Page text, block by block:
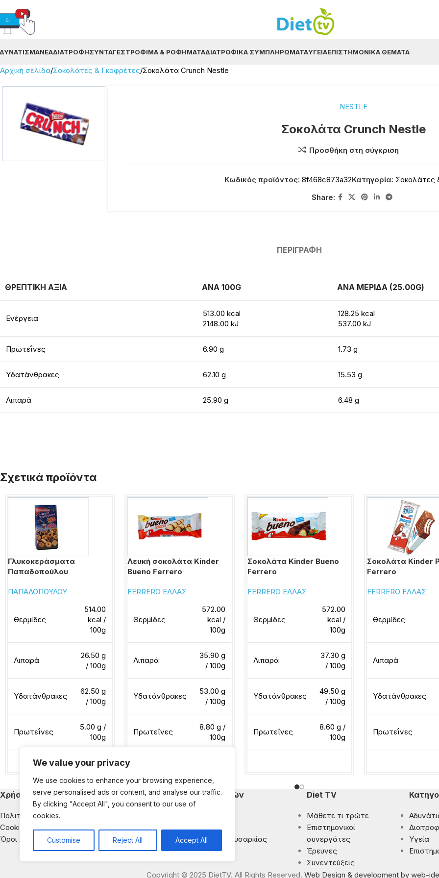
We value your privacy
We use cookies to enhance your browsing experience,
serve personalised ads or content, and analyse our traffic.
By clicking "Accept All", you consent to our use of
cookies.
Customise Reject All Accept All
ΝΈΑΔΙΑΤΡΟΦΉΣΥΝΤΑΓΈΣΤΡΌΦΙΜΑ & ΡΟΦΉΜΑΤΑΔΙΑΤΡΟΦΙΚΆ ΣΥΜΠΛΗΡΏΜΑΤΑΥΓΕΊΑΕΠΙΣΤΗΜΟΝΙΚΆ ΘΈΜΑΤΑ
Αρχική σελίδα Σοκολάτες & Γκοφρέτες Σοκολάτα Crunch Nestle
NESTLE
Σοκολάτα Crunch Nestle
Προσθήκη στη σύγκριση
Κωδικός προϊόντος: 8f468c873a32Κατηγορία: Σοκολάτες
Share:
ΠΕΡΙΓΡΑΦΉ
ΘΡΕΠΤΙΚΗ ΑΞΙΑ ΑΝΑ 100G ΑΝΑ ΜΕΡΙΔΑ (25.00G)
Ενέργεια
513.00 kcal
2148.00 kJ
128.25 kcal
537.00 kJ
Πρωτεΐνες 6.90 g 1.73 g
Υδατάνθρακες 62.10 g 15.53 g
Λιπαρά 25.90 g 6.48 g
Σχετικά προϊόντα
Γλυκοκεράσματα
Παπαδοπούλου
ΠΑΠΑΔΟΠΟΥΛΟΥ
Θερμίδες
514.00
kcal /
100g
Λιπαρά
26.50 g
/ 100g
Υδατάνθρακες
62.50 g
/ 100g
Πρωτεΐνες
5.00 g /
100g
Διαβάστε περισσότερα
Λευκή σοκολάτα Kinder
Bueno Ferrero
FERRERO ΕΛΛΑΣ
Θερμίδες
572.00
kcal /
100g
Λιπαρά
35.90 g
/ 100g
Υδατάνθρακες
53.00 g
/ 100g
Πρωτεΐνες
8.80 g /
100g
Διαβάστε περισσότερα
Σοκολάτα Kinder Bueno
Ferrero
FERRERO ΕΛΛΑΣ
Θερμίδες
572.00
kcal /
100g
Λιπαρά
37.30 g
/ 100g
Υδατάνθρακες
49.50 g
/ 100g
Πρωτεΐνες
8.60 g /
100g
Σοκολάτα Kinder
Ferrero
FERRERO ΕΛΛΑΣ
Θερμίδες
Λιπαρά
Υδατάνθρακες
Πρωτεΐνες
Χρήσιμα
Πολιτική Απορρήτου
Cookies
Όροι Χρήσης
Κατηγορίες Εκπομπών
Διατροφή & Νοσήματα
Αντιμετώπιση της Παχυσαρκίας
Διατροφική Ενημέρωση
Diet TV
Μάθετε τι τρώτε
Eπιστημονικοί
συνεργάτες
Έρευνες
Συνεντεύξεις
Υγεία
Copyright © 2025 DietTV. All Rights Reserved. Web Design & development by web-